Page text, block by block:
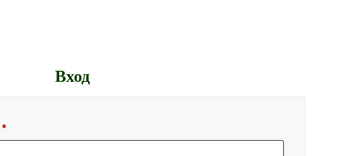
Вход
*